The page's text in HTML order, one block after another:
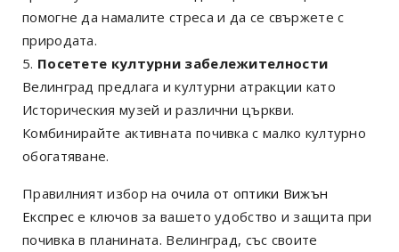
помогне да намалите стреса и да се свържете с
природата.
Посетете културни забележителности
Велинград предлага и културни атракции като
Историческия музей и различни църкви.
Комбинирайте активната почивка с малко културно
обогатяване.
Правилният избор наочила от оптики Вижън
Експрес е ключов за вашето удобство и защита при
почивка в планината. Велинград, със своите